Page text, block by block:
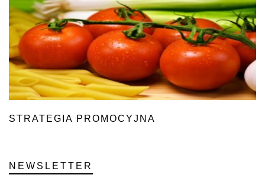
STRATEGIA PROMOCYJNA
NEWSLETTER